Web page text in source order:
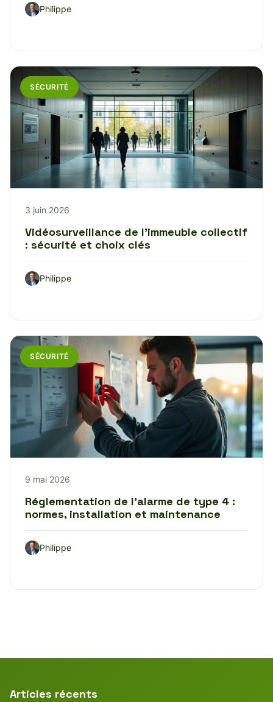
Philippe
SÉCURITÉ
3 juin 2026
Vidéosurveillance de l’immeuble collectif
: sécurité et choix clés
Philippe
SÉCURITÉ
9 mai 2026
Réglementation de l’alarme de type 4 :
normes, installation et maintenance
Philippe
Articles récents